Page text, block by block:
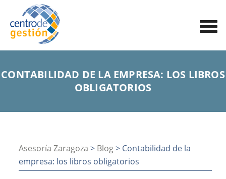
CONTABILIDAD DE LA EMPRESA: LOS LIBROS
OBLIGATORIOS
Asesoría Zaragoza > Blog> Contabilidad de la
empresa: los libros obligatorios